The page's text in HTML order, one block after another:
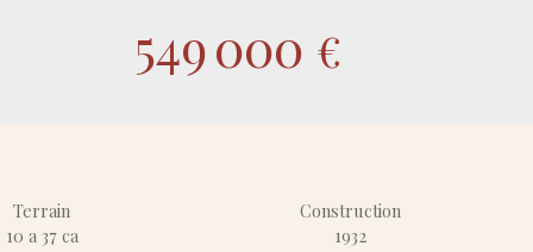
549 000 €
Terrain
10 a 37 ca
Construction
1932